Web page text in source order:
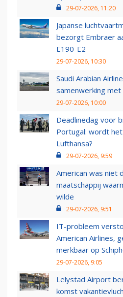
29-07-2026, 11:20
Japanse
bezorgt Embraer
E190-E2
29-07-2026, 10:30
Saudi Arabian
samenwerking met
29-07-2026, 10:00
Deadlinedag voor
Portugal: wordt
Lufthansa?
29-07-2026, 9:59
American was niet
maatschappij
wilde
29-07-2026, 9:51
IT-probleem
American Airlines,
merkbaar op
29-07-2026, 9:05
Lelystad Airport
komst